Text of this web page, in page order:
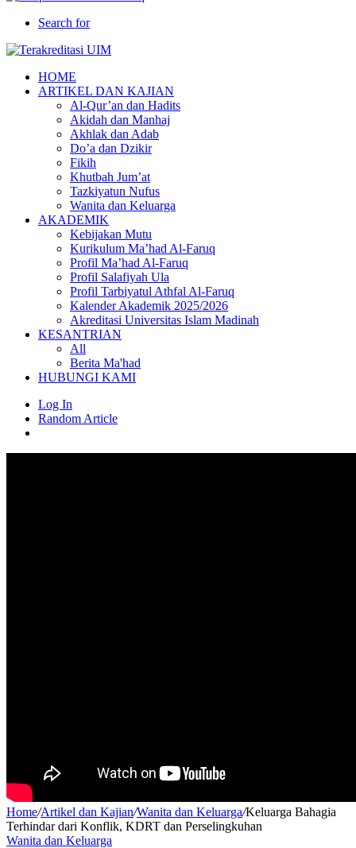
Search for
HOME
ARTIKEL DAN KAJIAN
Al-Qur’an dan Hadits
Akidah dan Manhaj
Akhlak dan Adab
Do’a dan Dzikir
Fikih
Khutbah Jum’at
Tazkiyatun Nufus
Wanita dan Keluarga
AKADEMIK
Kebijakan Mutu
Kurikulum Ma’had Al-Faruq
Profil Ma’had Al-Faruq
Profil Salafiyah Ula
Profil Tarbiyatul Athfal Al-Faruq
Kalender Akademik 2025/2026
Akreditasi Universitas Islam Madinah
KESANTRIAN
All
Berita Ma'had
HUBUNGI KAMI
Log In
Random Article
Home/Artikel dan Kajian/Wanita dan Keluarga/Keluarga Bahagia
Terhindar dari Konflik, KDRT dan Perselingkuhan
Wanita dan Keluarga